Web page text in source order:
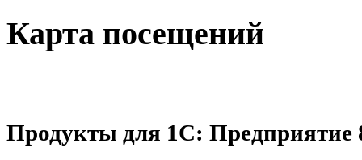
Карта посещений
Продукты для 1С: Предприятие